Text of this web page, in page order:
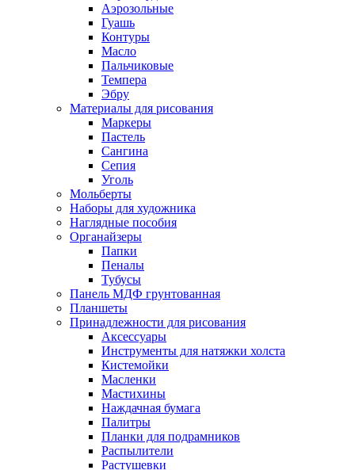
Аэрозольные
Гуашь
Контуры
Масло
Пальчиковые
Темпера
Эбру
Материалы для рисования
Маркеры
Пастель
Сангина
Сепия
Уголь
Мольберты
Наборы для художника
Наглядные пособия
Органайзеры
Папки
Пеналы
Тубусы
Панель МДФ грунтованная
Планшеты
Принадлежности для рисования
Аксессуары
Инструменты для натяжки холста
Кистемойки
Масленки
Мастихины
Наждачная бумага
Палитры
Планки для подрамников
Распылители
Растушевки